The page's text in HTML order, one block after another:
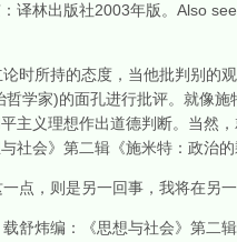
译林出版社2003年版。Also
所持的态度，当他批判别的
学家)的面孔进行批评。就像
主义理想作出道德判断。当然
社会》第二辑《施米特：政治
，则是另一回事，我将在另
炜编：《思想与社会》第二